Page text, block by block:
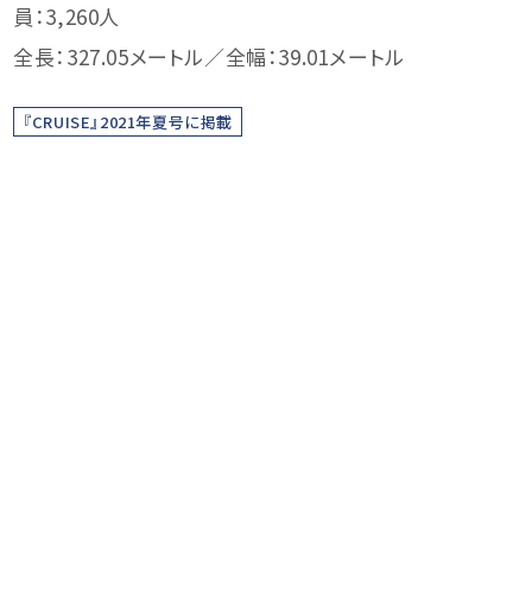
員：3,260人
全長：327.05メートル／全幅：39.01メートル
『CRUISE』2021年夏号に掲載